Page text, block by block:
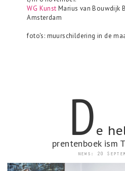
WG Kunst Marius van Bouwdijk
Amsterdam
foto's: muurschildering in de
De
prentenboek ism
news: 20